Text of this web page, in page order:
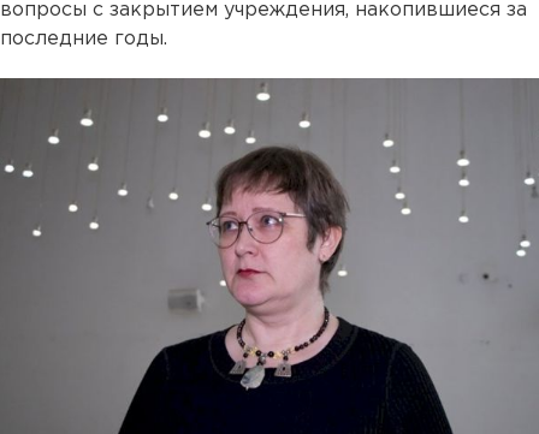
вопросы с закрытием учреждения, накопившиеся за
последние годы.